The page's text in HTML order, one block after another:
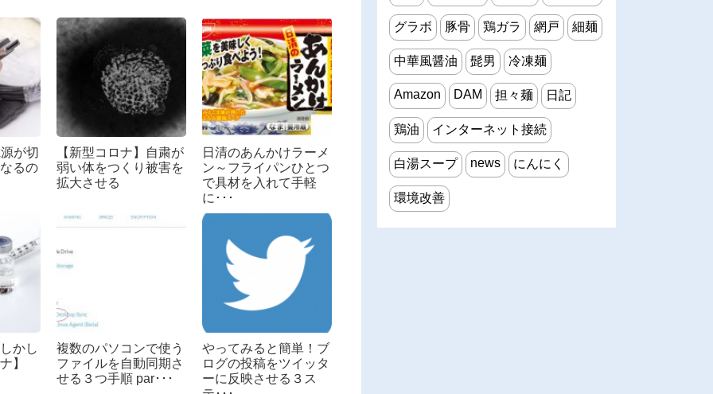
が切
るの
【新型コロナ】自粛が
弱い体をつくり被害を
拡大させる
日清のあんかけラーメ
ン～フライパンひとつ
で具材を入れて手軽
に･･･
かし
】
複数のパソコンで使う
ファイルを自動同期さ
せる３つ手順 par･･･
やってみると簡単！ブ
ログの投稿をツイッタ
ーに反映させる３ス
グラボ 豚骨 鶏ガラ 網戸 細麺
中華風醤油 髭男 冷凍麺
Amazon DAM 担々麺 日記
鶏油 インターネット接続
白湯スープ news にんにく
環境改善